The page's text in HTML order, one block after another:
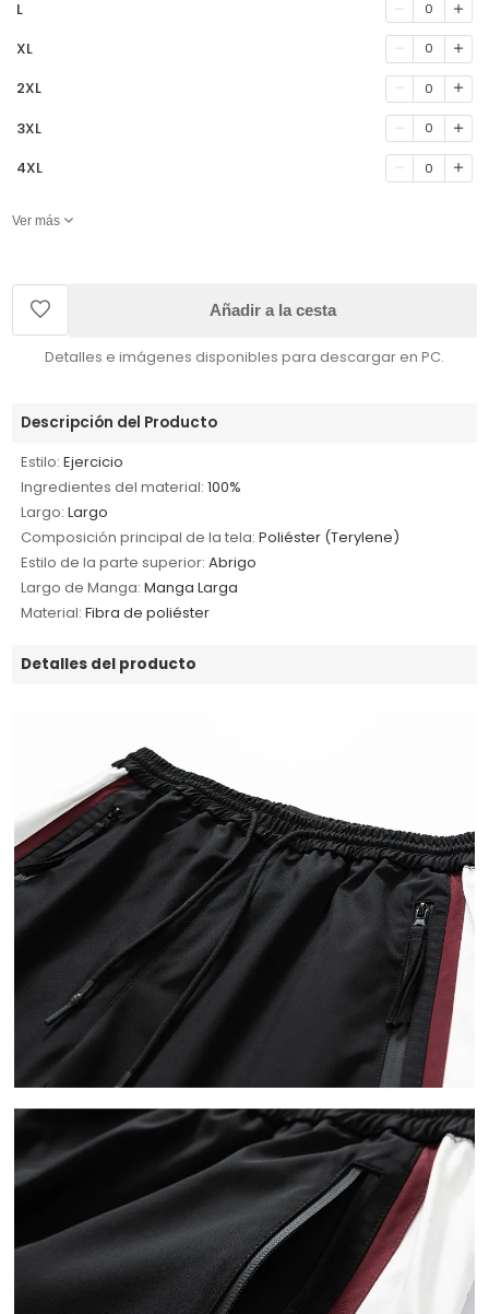
L 0
XL 0
2XL 0
3XL 0
4XL 0
Ver más
Añadir a la cesta
Detalles e imágenes disponibles para descargar en PC.
Descripción del Producto
Estilo: Ejercicio
Ingredientes del material: 100%
Largo: Largo
Composición principal de la tela: Poliéster (Terylene)
Estilo de la parte superior: Abrigo
Largo de Manga: Manga Larga
Material: Fibra de poliéster
Detalles del producto